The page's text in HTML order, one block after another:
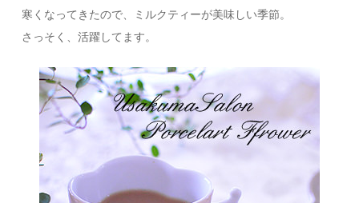
寒くなってきたので、ミルクティーが美味しい季節。
さっそく、活躍してます。